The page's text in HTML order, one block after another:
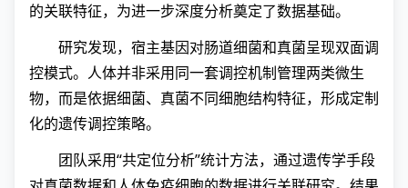
的关联特征，为进一步深度分析奠定了数据基础。
研究发现，宿主基因对肠道细菌和真菌呈现双面调
控模式。人体并非采用同一套调控机制管理两类微生
物，而是依据细菌、真菌不同细胞结构特征，形成定制
化的遗传调控策略。
团队采用“共定位分析”统计方法，通过遗传学手段